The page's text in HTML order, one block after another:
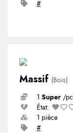
#
Massif (Bois)
1 Super /pc
État:
1 pièce
#